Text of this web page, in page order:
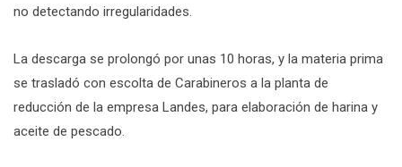
no detectando irregularidades.
La descarga se prolongó por unas 10 horas, y la materia prima
se trasladó con escolta de Carabineros a la planta de
reducción de la empresa Landes, para elaboración de harina y
aceite de pescado.